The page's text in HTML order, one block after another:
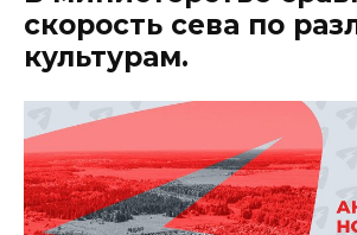
скорость сева по
культурам.